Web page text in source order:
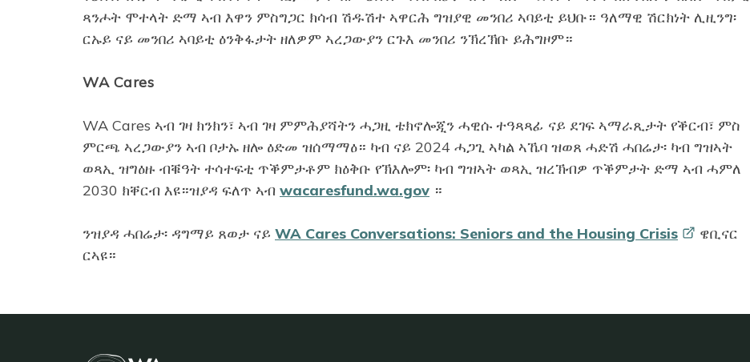
ጻንሖት ሞተላት ድማ ኣብ እዋን ምስግጋር ክሳብ ሽዱሽተ ኣዋርሕ ግዝያዊ መንበሪ ኣባይቲ ይህቡ። ዓለማዊ ሽርክነት ሊዚንግ፡
ርኡይ ናይ መንበሪ ኣባይቲ ዕንቅፋታት ዘለዎም ኣረጋውያን ርጉእ መንበሪ ንኽረኽቡ ይሕግዞም።
WA Cares
WA Cares ኣብ ገዛ ክንክን፣ ኣብ ገዛ ምምሕያሻትን ሓጋዚ ቴክኖሎጂን ሓዊሱ ተዓጻጻፊ ናይ ደገፍ ኣማራጺታት የቕርብ፣ ምስ
ምርጫ ኣረጋውያን ኣብ ቦታኡ ዘሎ ዕድመ ዝሰማማዕ። ካብ ናይ 2024 ሓጋጊ ኣካል ኣኼባ ዝወጸ ሓድሽ ሓበሬታ፡ ካብ ግዝኣት
ወጻኢ ዝግዕዙ ብቑዓት ተሳተፍቲ ጥቕምታቶም ክዕቅቡ የኽእሎም፡ ካብ ግዝኣት ወጻኢ ዝረኽብዎ ጥቕምታት ድማ ኣብ ሓምለ
2030 ክቐርብ እዩ።ዝያዳ ፍለጥ ኣብ wacaresfund.wa.gov ።
ንዝያዳ ሓበሬታ፡ ዳግማይ ጸወታ ናይ WA Cares Conversations: Seniors and the Housing Crisis
ዌቢናር
ርኣዩ።